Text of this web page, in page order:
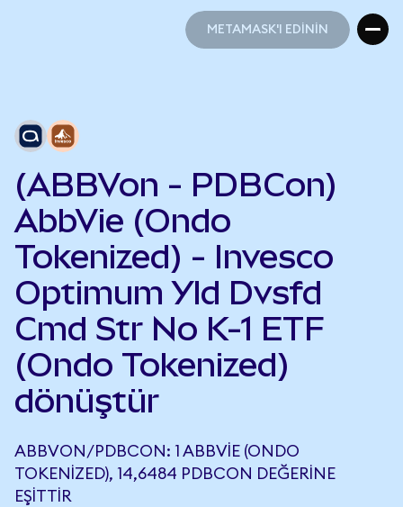
METAMASK'I EDİNİN
(ABBVon - PDBCon)
AbbVie (Ondo
Tokenized) - Invesco
Optimum Yld Dvsfd
Cmd Str No K-1 ETF
(Ondo Tokenized)
dönüştür
ABBVON/PDBCON: 1 ABBVIE (ONDO
TOKENIZED), 14,6484 PDBCON DEĞERINE
EŞITTIR